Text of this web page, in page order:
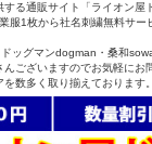
る通販サイト「ライオン屋
1枚から社名刺繍無料サ
ッグマンdogman・桑和
ございますのでお気軽にお
数多く取り揃えておりま